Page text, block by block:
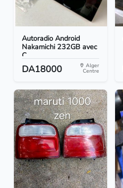
Autoradio Android
Nakamichi 232GB avec
C...
DA18000 Alger
Centre